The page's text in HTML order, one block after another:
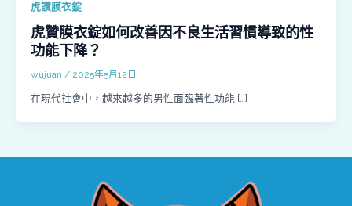
虎讚膜衣錠
虎贊膜衣錠如何改善因不良生活習慣導致的性
功能下降？
wujuan / 2025年5月12日
在現代社會中，越來越多的男性面臨著性功能 […]